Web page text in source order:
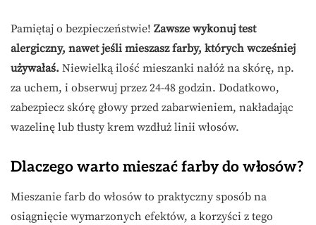
Pamiętaj o bezpieczeństwie! Zawsze wykonuj test
alergiczny, nawet jeśli mieszasz farby, których wcześniej
używałaś. Niewielką ilość mieszanki nałóż na skórę, np.
za uchem, i obserwuj przez 24-48 godzin. Dodatkowo,
zabezpiecz skórę głowy przed zabarwieniem, nakładając
wazelinę lub tłusty krem wzdłuż linii włosów.
Dlaczego warto mieszać farby do włosów?
Mieszanie farb do włosów to praktyczny sposób na
osiągnięcie wymarzonych efektów, a korzyści z tego